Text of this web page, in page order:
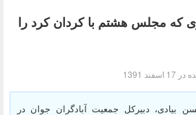
که مجلس هشتم با کردان کرد را
1391
بیادی، دبیرکل جمعیت آبادگران جوان در